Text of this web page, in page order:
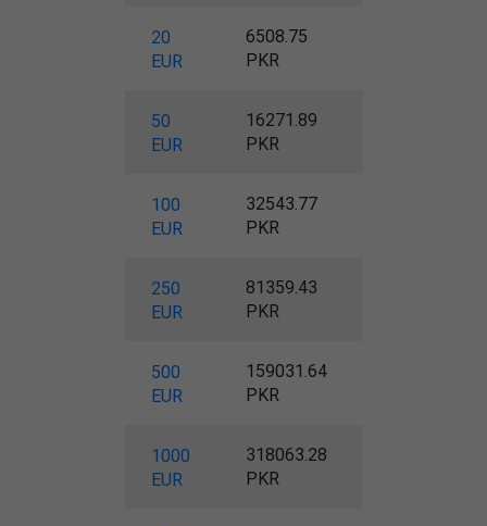
20
EUR
6508.75
PKR
50
EUR
16271.89
PKR
100
EUR
32543.77
PKR
250
EUR
81359.43
PKR
500
EUR
159031.64
PKR
1000
EUR
318063.28
PKR